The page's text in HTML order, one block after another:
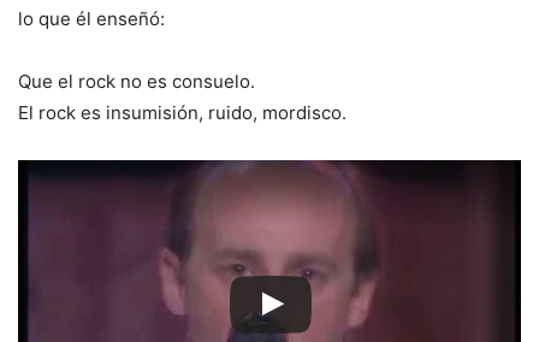
lo que él enseñó:
Que el rock no es consuelo.
El rock es insumisión, ruido, mordisco.